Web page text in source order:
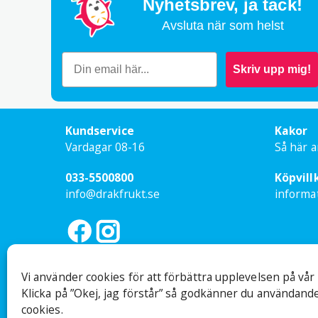
Vi använder cookies för att förbättra upplevelsen på vår
Klicka på ”Okej, jag förstår” så godkänner du
cookies.
Nyhetsbrev, ja tack!
Avsluta när som helst
Skriv upp mig!
Kundservice
Vardagar 08-16
033-5500800
info@drakfrukt.se
Kakor
Så här